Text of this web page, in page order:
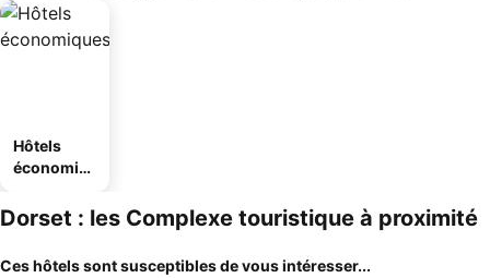
Hôtels
économiq
Dorset : les Complexe touristique à proximité
Ces hôtels sont susceptibles de vous intéresser...